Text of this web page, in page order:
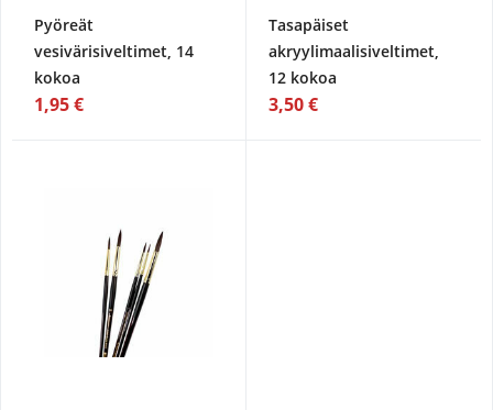
Pyöreät
vesivärisiveltimet, 14
kokoa
1,95 €
Tasapäiset
akryylimaalisiveltimet,
12 kokoa
3,50 €